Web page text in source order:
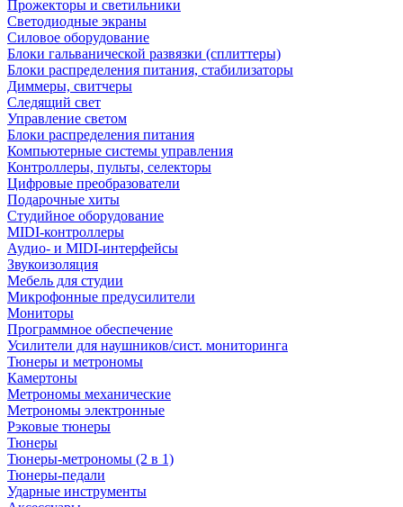
Прожекторы и светильники
Светодиодные экраны
Силовое оборудование
Блоки гальванической развязки (сплиттеры)
Блоки распределения питания, стабилизаторы
Диммеры, свитчеры
Следящий свет
Управление светом
Блоки распределения питания
Компьютерные системы управления
Контроллеры, пульты, селекторы
Цифровые преобразователи
Подарочные хиты
Студийное оборудование
MIDI-контроллеры
Аудио- и MIDI-интерфейсы
Звукоизоляция
Мебель для студии
Микрофонные предусилители
Мониторы
Программное обеспечение
Усилители для наушников/сист. мониторинга
Тюнеры и метрономы
Камертоны
Метрономы механические
Метрономы электронные
Рэковые тюнеры
Тюнеры
Тюнеры-метрономы (2 в 1)
Тюнеры-педали
Ударные инструменты